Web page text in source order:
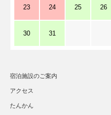
23 24 25 26
30 31
宿泊施設のご案内
アクセス
たんかん